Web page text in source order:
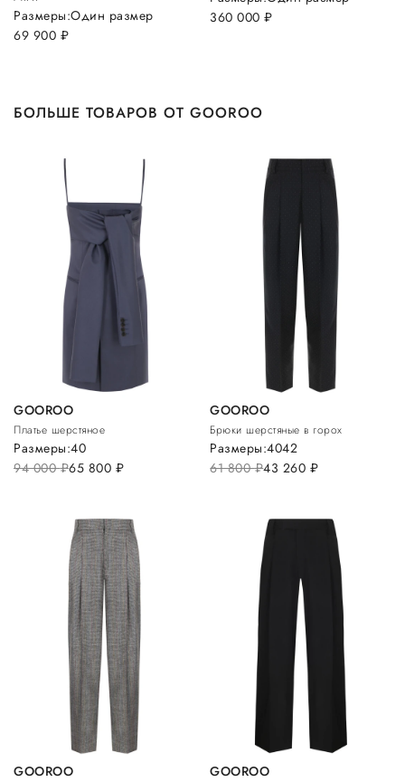
69 900 руб.
Размеры:Один размер 360 000руб.
БОЛЬШЕ ТОВАРОВ ОТ GOOROO
GOOROO
Платье шерстяное
94 000руб.65 800 руб.
Размеры:40
GOOROO
Брюки шерстяные в горох
61 800руб.43 260 руб.
Размеры:4042
GOOROO GOOROO